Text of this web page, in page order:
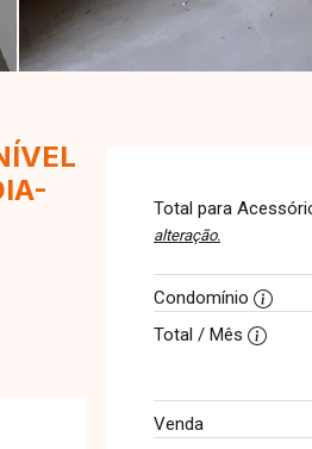
Total para
alteração.
Condomínio
Total / Mês
Venda